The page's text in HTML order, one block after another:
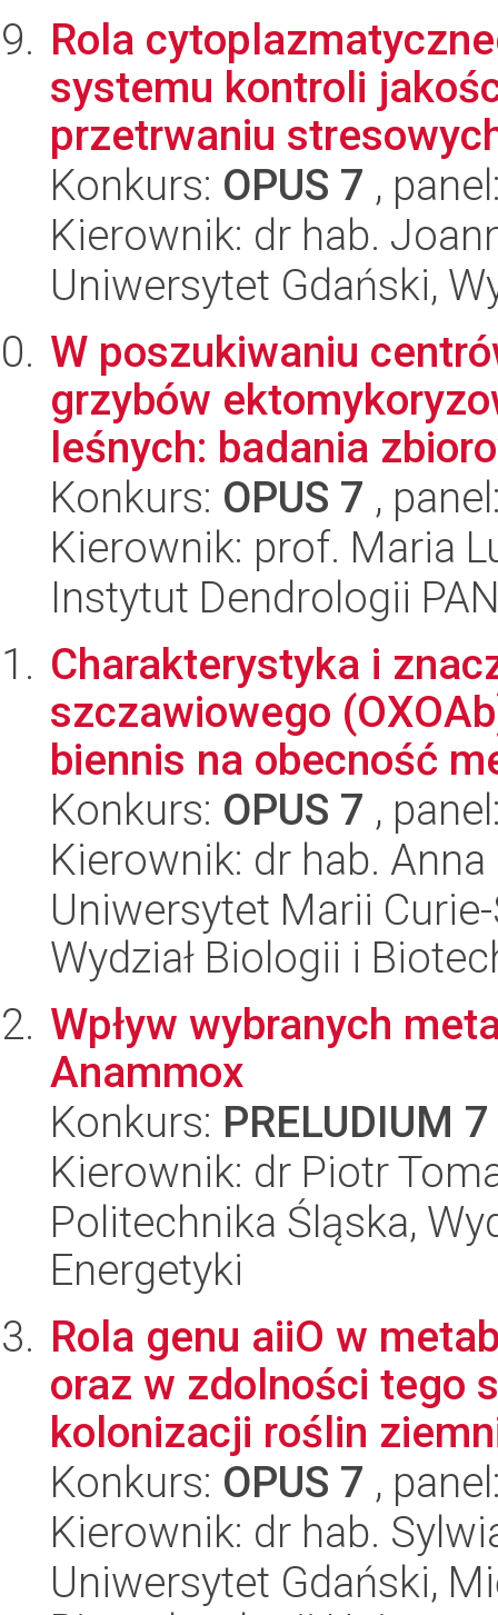
Rola
systemu kontroli
przetrwaniu
Konkurs: OPUS 7 ,
Kierownik: dr hab.
Uniwersytet Gdański,
W poszukiwaniu
grzybów
leśnych: badania
Konkurs: OPUS 7 ,
Kierownik: prof. Maria
Instytut Dendrologii
Charakterystyka i
szczawiowego
biennis na obecność
Konkurs: OPUS 7 ,
Kierownik: dr hab.
Uniwersytet Marii
Wydział Biologii i
Wpływ wybranych
Anammox
Konkurs: PRELUDIUM 7
Kierownik: dr Piotr
Politechnika Śląska,
Energetyki
Rola genu aiiO w
oraz w zdolności tego
kolonizacji roślin
Konkurs: OPUS 7 ,
Kierownik: dr hab.
Uniwersytet Gdański,